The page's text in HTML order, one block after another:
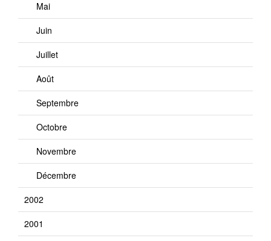
Mai
Juin
Juillet
Août
Septembre
Octobre
Novembre
Décembre
2002
2001